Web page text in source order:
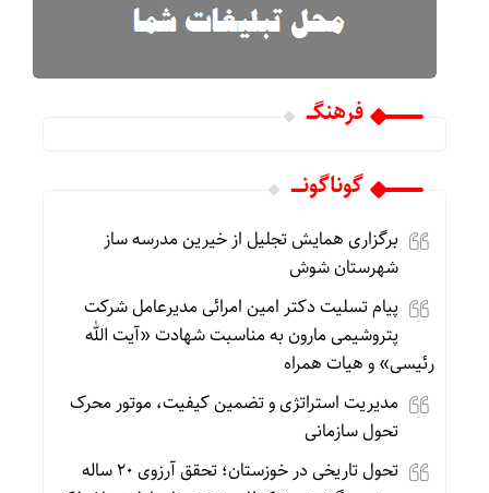
فرهنگـــ
گوناگونـــــ
برگزاری همایش تجلیل از خیرین مدرسه ساز
شهرستان شوش
پیام تسلیت دکتر امین امرائی مدیرعامل شرکت
پتروشیمی مارون به مناسبت شهادت «آیت الله
رئیسی» و هیات همراه
مدیریت استراتژی و تضمین کیفیت، موتور محرک
تحول سازمانی
تحول تاریخی در خوزستان؛ تحقق آرزوی ۲۰ ساله